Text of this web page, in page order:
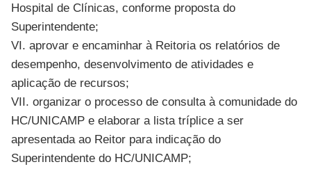
Hospital de Clínicas, conforme proposta do
Superintendente;
VI. aprovar e encaminhar à Reitoria os relatórios de
desempenho, desenvolvimento de atividades e
aplicação de recursos;
VII. organizar o processo de consulta à comunidade do
HC/UNICAMP e elaborar a lista tríplice a ser
apresentada ao Reitor para indicação do
Superintendente do HC/UNICAMP;